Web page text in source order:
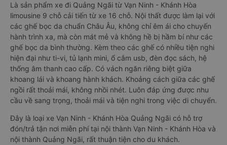
Là sản phẩm xe đi Quảng Ngãi từ Vạn Ninh - Khánh Hòa
limousine 9 chỗ cải tiến từ xe 16 chỗ. Nội thất được làm lại với
các ghế bọc da chuẩn Châu Âu, không chỉ êm ái cho chuyến
hành trình xa, mà còn mát mẻ và không hề bị hầm bí như các
ghế bọc da bình thường. Kèm theo các ghế có nhiều tiện nghi
hiện đại như ti-vi, tủ lạnh mini, ổ cắm usb, đèn đọc sách, hệ
thống âm thanh cao cấp. Có vách ngăn riêng biệt giữa
khoang lái và khoang hành khách. Khoảng cách giữa các ghế
ngồi rất thoải mái, không nhồi nhét. Luôn đáp ứng được nhu
cầu về sang trọng, thoải mái và tiện nghi trong việc di chuyển.
Đây là loại xe Vạn Ninh - Khánh Hòa Quảng Ngãi có hỗ trợ
đón/trả tận nơi miễn phí tại nội thành Vạn Ninh - Khánh Hòa và
nội thành Quảng Ngãi, rất thuận tiện cho du khách.